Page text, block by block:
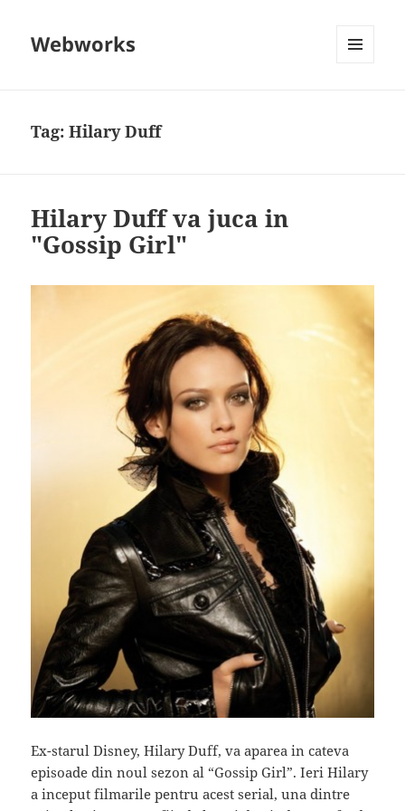
Webworks
Tag:Hilary Duff
Hilary Duff va juca in
"Gossip Girl"
Ex-starul Disney, Hilary Duff, va aparea in cateva
episoade din noul sezon al “Gossip Girl”. Ieri Hilary
a inceput filmarile pentru acest serial, una dintre